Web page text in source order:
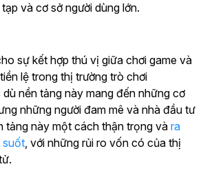
và cơ sở người dùng lớn.
sự kết hợp thú vị giữa chơi game và
lệ trong thị trường trò chơi
nền tảng này mang đến những cơ
những người đam mê và nhà đầu tư
tảng này một cách thận trọng vàra
suốt, với những rủi ro vốn có của thị